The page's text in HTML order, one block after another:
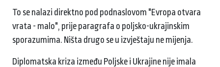
To se nalazi direktno pod podnaslovom "Evropa otvara
vrata - malo", prije paragrafa o poljsko-ukrajinskim
sporazumima. Ništa drugo se u izvještaju ne mijenja.
Diplomatska kriza između Poljske i Ukrajine nije imala